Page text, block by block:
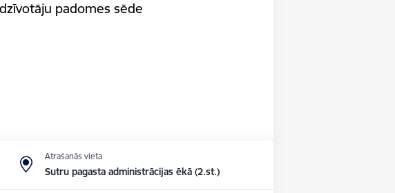
padomes sēde
Atrašanās vieta
Sutru pagasta administrācijas ēkā (2.st.)